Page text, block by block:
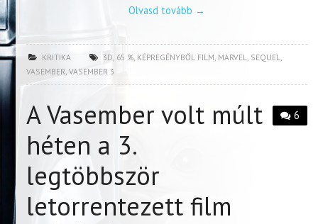
Olvasd tovább →
KRITIKA 3D, 65 %, KÉPREGÉNYBŐL FILM, MARVEL, SEQUEL,
VASEMBER,VASEMBER 3
6
A Vasember volt múlt
héten a 3.
legtöbbször
letorrentezett film